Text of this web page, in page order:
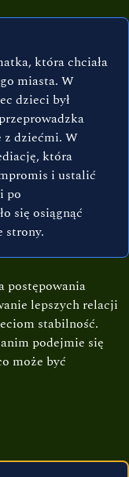
która chciała
miasta. W
dzieci był
z dziećmi. W
która
i ustalić
po
się osiągnąć
strony.
postępowania
lepszych relacji
stabilność.
podejmie się
może być